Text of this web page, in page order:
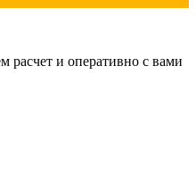
расчет и оперативно с вами